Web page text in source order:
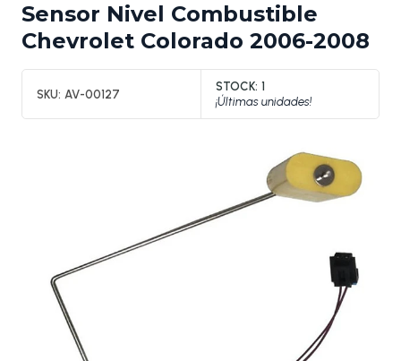
Sensor Nivel Combustible
Chevrolet Colorado 2006-2008
SKU: AV-00127
STOCK: 1
¡Últimas unidades!